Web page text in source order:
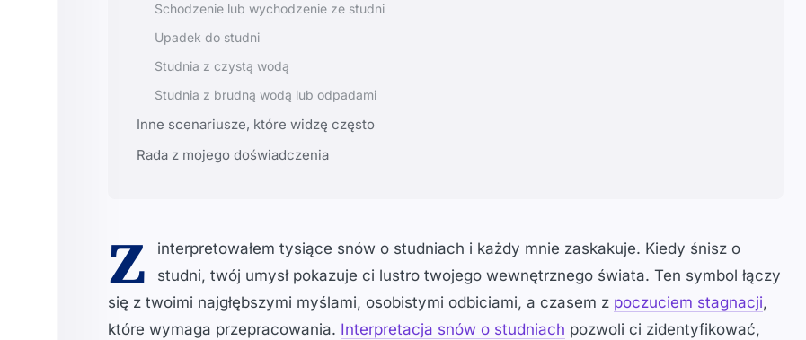
Schodzenie lub wychodzenie ze studni
Upadek do studni
Studnia z czystą wodą
Studnia z brudną wodą lub odpadami
Inne scenariusze, które widzę często
Rada z mojego doświadczenia
Z
interpretowałem tysiące snów o studniach i każdy mnie zaskakuje. Kiedy śnisz o
studni, twój umysł pokazuje ci lustro twojego wewnętrznego świata. Ten symbol łączy
się z twoimi najgłębszymi myślami, osobistymi odbiciami, a czasem z poczuciem stagnacji,
które wymaga przepracowania. Interpretacja snów o studniach pozwoli ci zidentyfikować,